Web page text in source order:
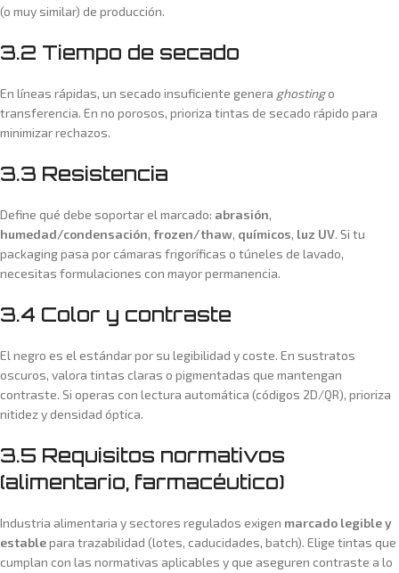
(o muy similar) de producción.
3.2 Tiempo de secado
En líneas rápidas, un secado insuficiente genera ghostingo
transferencia. En no porosos, prioriza tintas de secado rápido para
minimizar rechazos.
3.3 Resistencia
Define qué debe soportar el marcado: abrasión,
humedad/condensación, frozen/thaw, químicos, luz UV. Si tu
packaging pasa por cámaras frigoríficas o túneles de lavado,
necesitas formulaciones con mayor permanencia.
3.4 Color y contraste
El negro es el estándar por su legibilidad y coste. En sustratos
oscuros, valora tintas claras o pigmentadas que mantengan
contraste. Si operas con lectura automática (códigos 2D/QR), prioriza
nitidez y densidad óptica.
3.5 Requisitos normativos
(alimentario, farmacéutico)
Industria alimentaria y sectores regulados exigen marcado legible y
establepara trazabilidad (lotes, caducidades, batch). Elige tintas que
cumplan con las normativas aplicables y que aseguren contraste a lo